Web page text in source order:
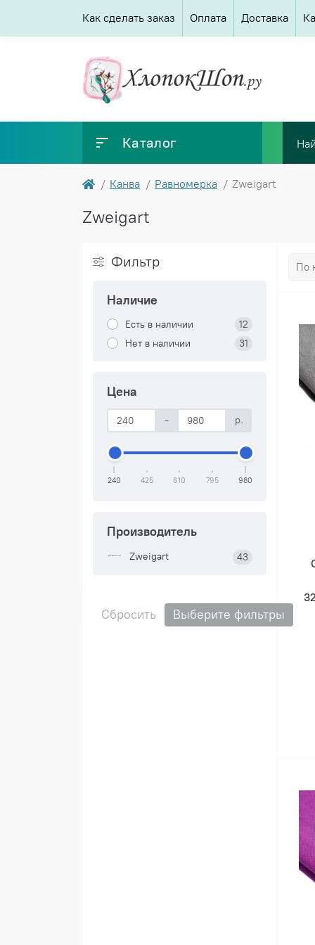
Как сделать заказ Оплата Доставка
Каталог
Канва Равномерка Zweigart
Zweigart
Фильтр
Наличие
Есть в наличии
12
Нет в наличии
31
Цена
- р.
240 425 610 795 980
Производитель
Zweigart 43
Сбросить Выберите фильтры